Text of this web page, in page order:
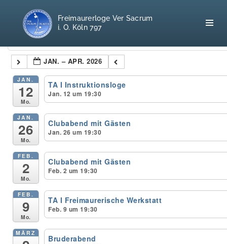
Home
Freimaurerei
100 F.A.Q.
Leitgedanken
Loge
Selbstverständnis
Freimaurerloge Ver Sacrum
i. O. Köln 797
Kategorien
JAN. – APR. 2026
JAN.
12
Mo.
TA I Instruktionsloge
Jan. 12 um 19:30
JAN.
26
Mo.
Clubabend mit Gästen
Jan. 26 um 19:30
FEB.
2
Mo.
Clubabend mit Gästen
Feb. 2 um 19:30
FEB.
9
Mo.
TA I Freimaurerische Werkstatt
Feb. 9 um 19:30
MÄRZ
Bruderabend